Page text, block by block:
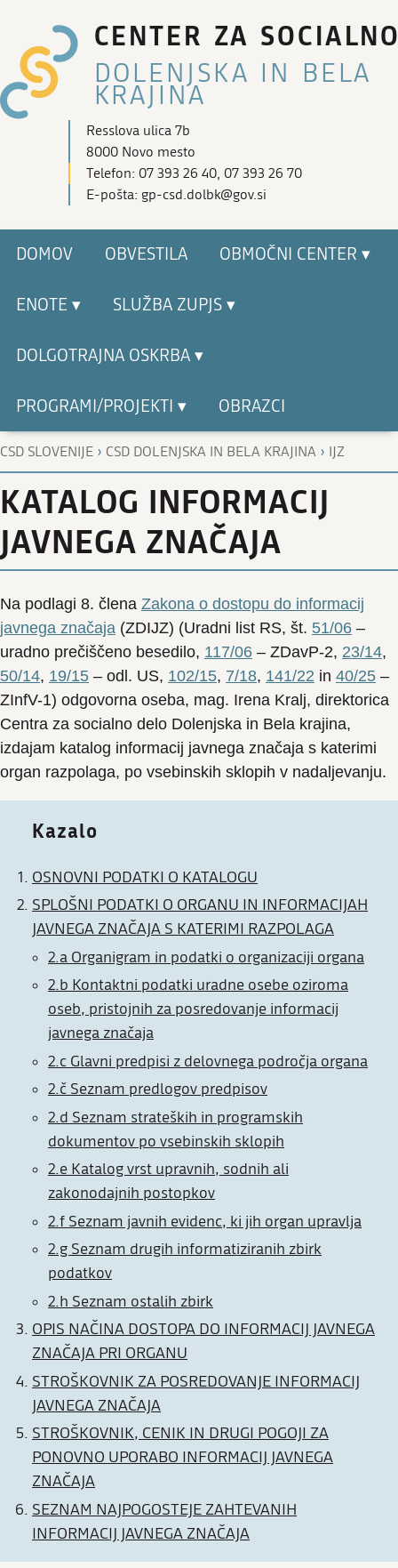
CENTER ZA
DOLENJSKA IN BELA
KRAJINA
Resslova ulica 7b
8000 Novo mesto
Telefon: 07 393 26 40, 07 393 26 70
E-pošta: gp-csd.dolbk@gov.si
DOMOV OBVESTILA OBMOČNI CENTER ▾
ENOTE ▾ SLUŽBA ZUPJS ▾
DOLGOTRAJNA OSKRBA ▾
PROGRAMI/PROJEKTI ▾ OBRAZCI
CSD SLOVENIJE › CSD DOLENJSKA IN BELA KRAJINA › IJZ
KATALOG INFORMACIJ
JAVNEGA ZNAČAJA
Na podlagi 8. člena Zakona o dostopu do informacij
javnega značaja (ZDIJZ) (Uradni list RS, št. 51/06 –
uradno prečiščeno besedilo, 117/06 – ZDavP-2, 23/14,
50/14, 19/15 – odl. US, 102/15, 7/18, 141/22 in 40/25 –
ZInfV-1) odgovorna oseba, mag. Irena Kralj, direktorica
Centra za socialno delo Dolenjska in Bela krajina,
izdajam katalog informacij javnega značaja s katerimi
organ razpolaga, po vsebinskih sklopih v nadaljevanju.
Kazalo
OSNOVNI PODATKI O KATALOGU
SPLOŠNI PODATKI O ORGANU IN INFORMACIJAH
JAVNEGA ZNAČAJA S KATERIMI RAZPOLAGA
2.a Organigram in podatki o organizaciji organa
2.b Kontaktni podatki uradne osebe oziroma
oseb, pristojnih za posredovanje informacij
javnega značaja
2.c Glavni predpisi z delovnega področja organa
2.č Seznam predlogov predpisov
2.d Seznam strateških in programskih
dokumentov po vsebinskih sklopih
2.e Katalog vrst upravnih, sodnih ali
zakonodajnih postopkov
2.f Seznam javnih evidenc, ki jih organ upravlja
2.g Seznam drugih informatiziranih zbirk
podatkov
2.h Seznam ostalih zbirk
OPIS NAČINA DOSTOPA DO INFORMACIJ JAVNEGA
ZNAČAJA PRI ORGANU
STROŠKOVNIK ZA POSREDOVANJE INFORMACIJ
JAVNEGA ZNAČAJA
STROŠKOVNIK, CENIK IN DRUGI POGOJI ZA
PONOVNO UPORABO INFORMACIJ JAVNEGA
ZNAČAJA
SEZNAM NAJPOGOSTEJE ZAHTEVANIH
INFORMACIJ JAVNEGA ZNAČAJA